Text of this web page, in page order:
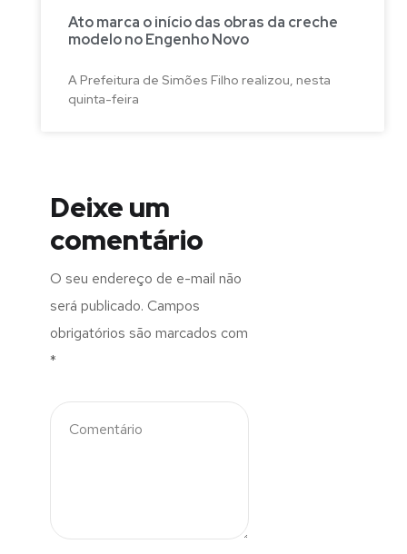
Ato marca o início das obras da creche
modelo no Engenho Novo
A Prefeitura de Simões Filho realizou, nesta
quinta-feira
Deixe um
comentário
O seu endereço de e-mail não
será publicado. Campos
obrigatórios são marcados com
*